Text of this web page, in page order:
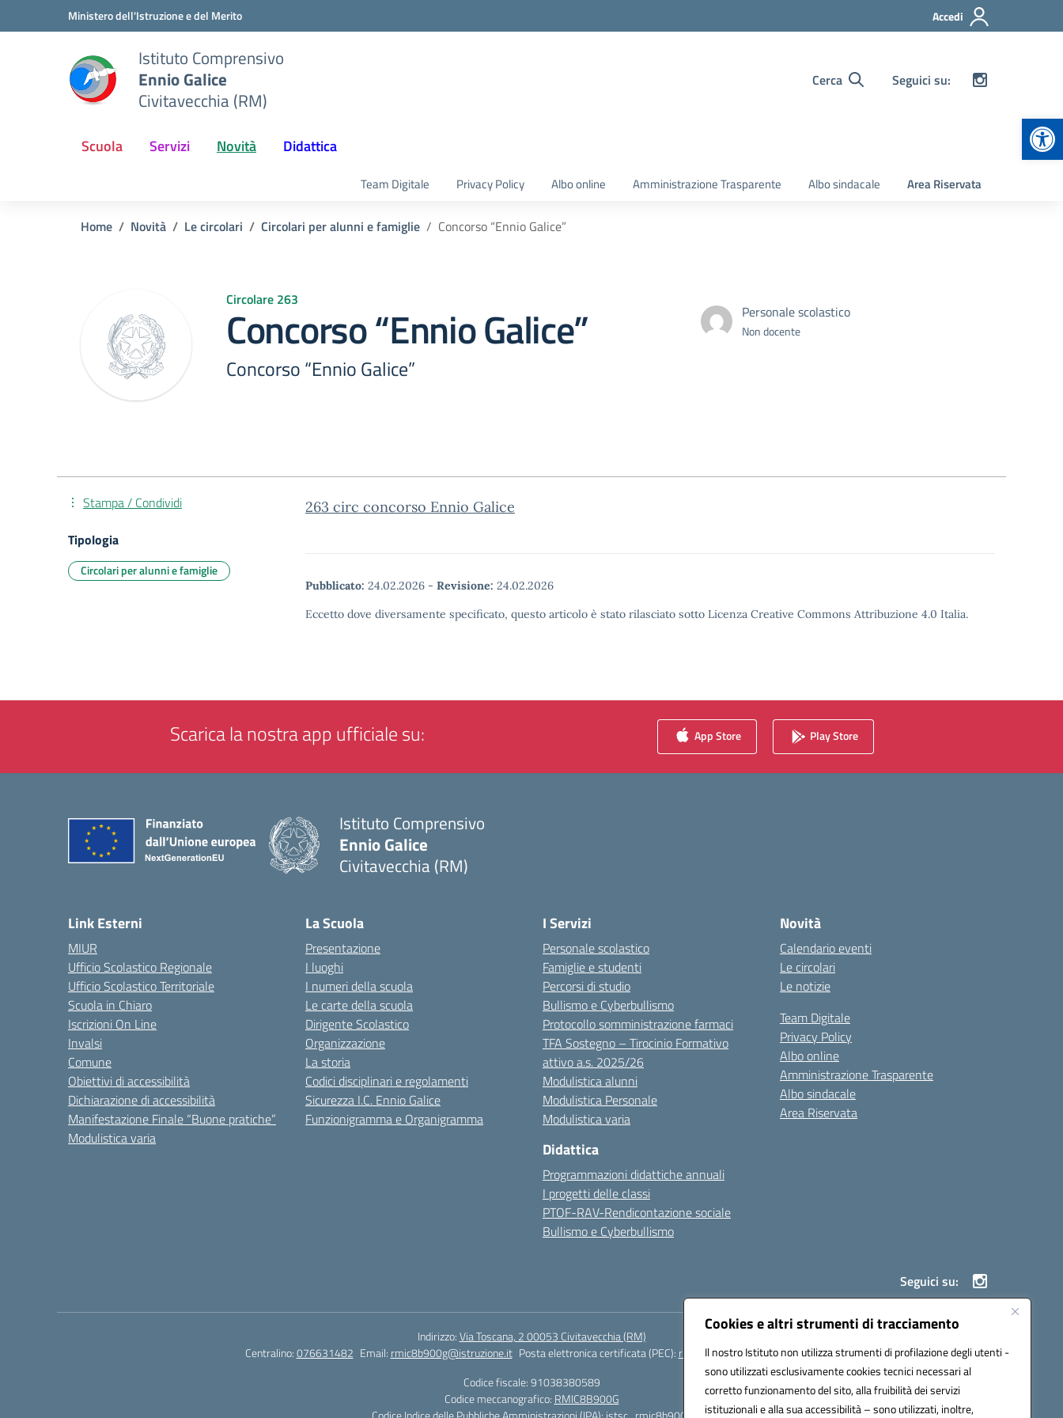
Cookies e altri strumenti di tracciamento
Il nostro Istituto non utilizza strumenti di profilazione degli utenti -
sono utilizzati esclusivamente cookies tecnici necessari al
corretto funzionamento del sito, alla fruibilità dei servizi
istituzionali e alla sua accessibilità – sono utilizzati, inoltre,
Vai ai contenuti
Vai al menu di navigazioneMinistero dell'Istruzione e del Merito Accedi
Istituto Comprensivo
Ennio Galice
Civitavecchia (RM)
Cerca Seguici su:
Scuola Servizi Novità Didattica
Team Digitale Privacy Policy Albo online Amministrazione Trasparente Albo sindacale Area Riservata
Home Novità Le circolari Circolari per alunni e famiglie Concorso “Ennio Galice”
Circolare 263
Concorso “Ennio Galice”
Concorso “Ennio Galice”
Personale scolastico
Non docente
263 circ concorso Ennio Galice
Pubblicato: 24.02.2026 - Revisione: 24.02.2026
Eccetto dove diversamente specificato, questo articolo è stato rilasciato sotto Licenza Creative Commons Attribuzione 4.0 Italia.
Stampa / Condividi
Tipologia
Circolari per alunni e famiglie
Scarica la nostra app ufficiale su: App Store Play Store
Istituto Comprensivo
Ennio Galice
Civitavecchia (RM)
Link Esterni
MIUR
Ufficio Scolastico Regionale
Ufficio Scolastico Territoriale
Scuola in Chiaro
Iscrizioni On Line
Invalsi
Comune
Obiettivi di accessibilità
Dichiarazione di accessibilità
Manifestazione Finale “Buone pratiche”
Modulistica varia
La Scuola
Presentazione
I luoghi
I numeri della scuola
Le carte della scuola
Dirigente Scolastico
Organizzazione
La storia
Codici disciplinari e regolamenti
Sicurezza I.C. Ennio Galice
Funzionigramma e Organigramma
I Servizi
Personale scolastico
Famiglie e studenti
Percorsi di studio
Bullismo e Cyberbullismo
Protocollo somministrazione farmaci
TFA Sostegno – Tirocinio Formativo
attivo a.s. 2025/26
Modulistica alunni
Modulistica Personale
Modulistica varia
Didattica
Programmazioni didattiche annuali
I progetti delle classi
PTOF-RAV-Rendicontazione sociale
Bullismo e Cyberbullismo
Novità
Calendario eventi
Le circolari
Le notizie
Team Digitale
Privacy Policy
Albo online
Amministrazione Trasparente
Albo sindacale
Area Riservata
Seguici su:
Indirizzo:Via Toscana, 2 00053 Civitavecchia (RM)
Centralino:076631482 Email: rmic8b900g@istruzione.it Posta elettronica certificata (PEC): rmic8b900g@pec.istruzione.it
Codice fiscale: 91038380589
Codice meccanografico: RMIC8B900G